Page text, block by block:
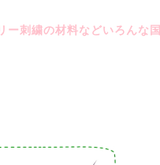
刺繍の材料などいろんな